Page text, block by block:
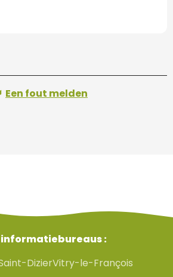
Een fout melden
informatiebureaus :
DizierVitry-le-François